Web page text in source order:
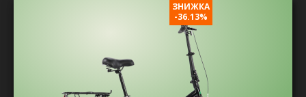
ЗНИЖКА
-36.13%